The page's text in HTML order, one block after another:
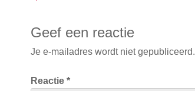
Geef een reactie
Je e-mailadres wordt niet gepubliceerd.
Reactie *